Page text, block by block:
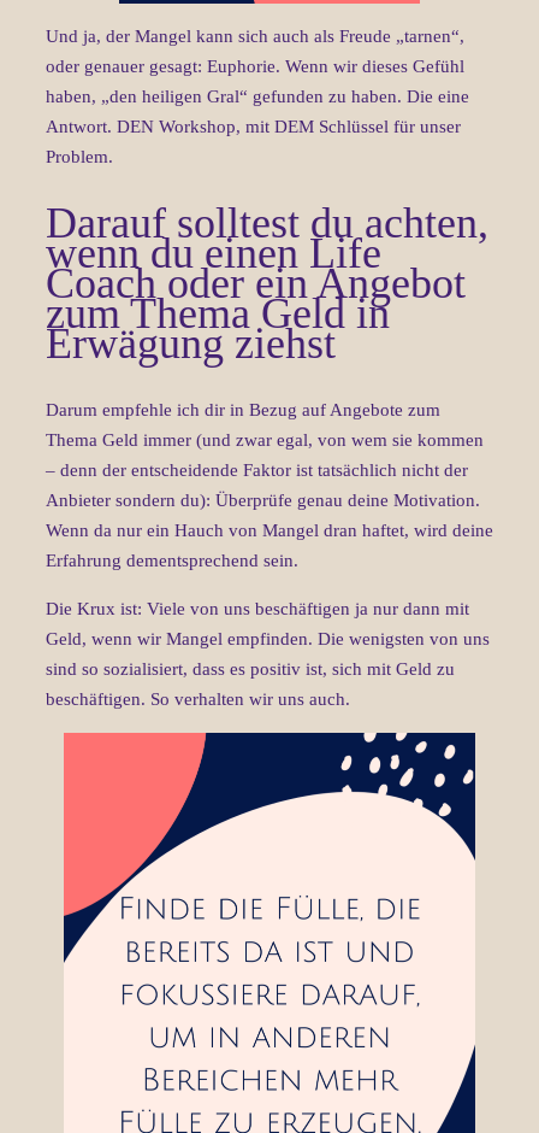
Und ja, der Mangel kann sich auch als Freude „tarnen“,
oder genauer gesagt: Euphorie. Wenn wir dieses Gefühl
haben, „den heiligen Gral“ gefunden zu haben. Die eine
Antwort. DEN Workshop, mit DEM Schlüssel für unser
Problem.
Darauf solltest du achten,
wenn du einen Life
Coach oder ein Angebot
zum Thema Geld in
Erwägung ziehst
Darum empfehle ich dir in Bezug auf Angebote zum
Thema Geld immer (und zwar egal, von wem sie kommen
– denn der entscheidende Faktor ist tatsächlich nicht der
Anbieter sondern du): Überprüfe genau deine Motivation.
Wenn da nur ein Hauch von Mangel dran haftet, wird deine
Erfahrung dementsprechend sein.
Die Krux ist: Viele von uns beschäftigen ja nur dann mit
Geld, wenn wir Mangel empfinden. Die wenigsten von uns
sind so sozialisiert, dass es positiv ist, sich mit Geld zu
beschäftigen. So verhalten wir uns auch.